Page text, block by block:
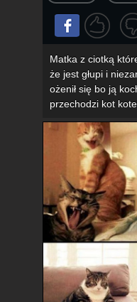
Matka z ciotką
że jest głupi i
ożenił się bo ją
przechodzi kot